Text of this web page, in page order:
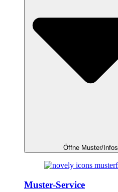
Öffne Muster/Infos
Muster-Service